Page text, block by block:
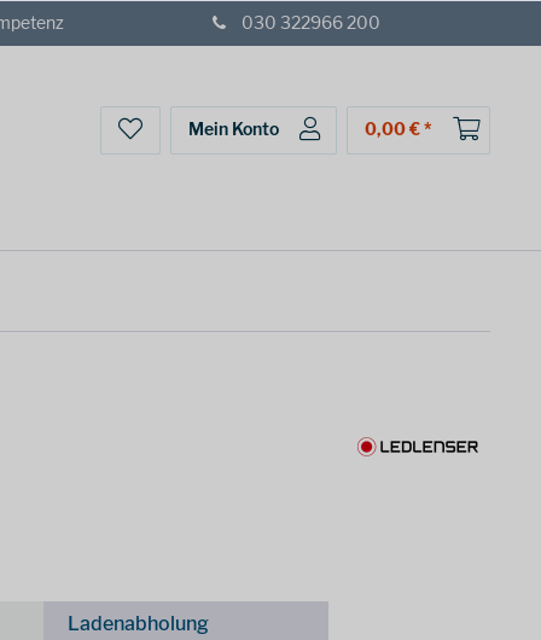
030 322966 200
Mein Konto 0,00 € *
Ladenabholung